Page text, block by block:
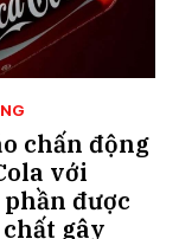
chấn động
với
được
gây